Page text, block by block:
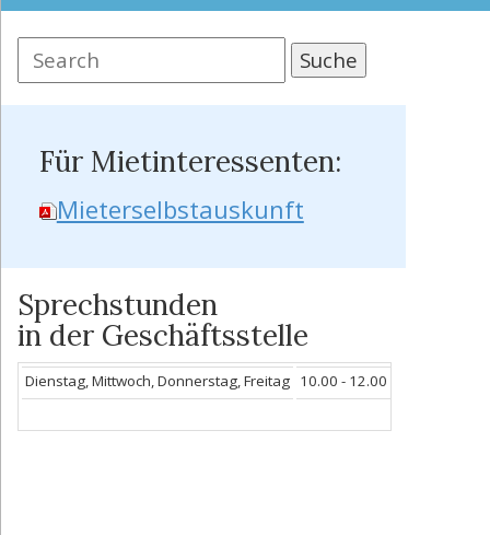
Für Mietinteressenten:
Mieterselbstauskunft
Sprechstunden
in der Geschäftsstelle
Dienstag, Mittwoch, Donnerstag, Freitag 10.00 - 12.00 Uhr